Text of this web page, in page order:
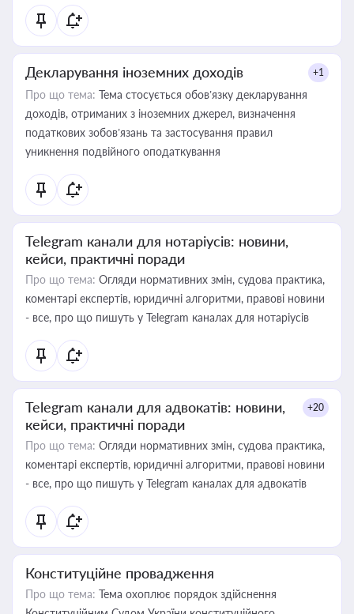
Декларування іноземних доходів +1
Про що тема: Тема стосується обов’язку декларування
доходів, отриманих з іноземних джерел, визначення
податкових зобов’язань та застосування правил
уникнення подвійного оподаткування
Telegram канали для нотаріусів: новини,
кейси, практичні поради
Про що тема: Огляди нормативних змін, судова практика,
коментарі експертів, юридичні алгоритми, правові новини
- все, про що пишуть у Telegram каналах для нотаріусів
Telegram канали для адвокатів: новини,
кейси, практичні поради
+20
Про що тема: Огляди нормативних змін, судова практика,
коментарі експертів, юридичні алгоритми, правові новини
- все, про що пишуть у Telegram каналах для адвокатів
Конституційне провадження
Про що тема: Тема охоплює порядок здійснення